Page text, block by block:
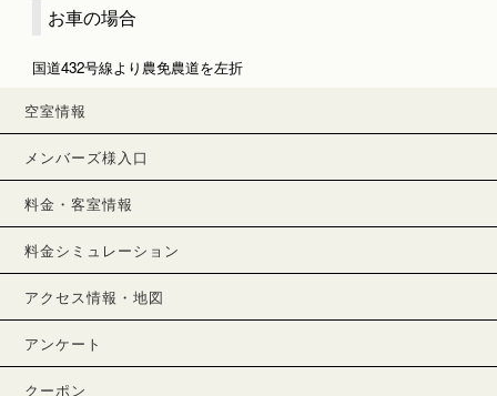
お車の場合
国道432号線より農免農道を左折
空室情報
メンバーズ様入口
料金・客室情報
料金シミュレーション
アクセス情報・地図
アンケート
クーポン